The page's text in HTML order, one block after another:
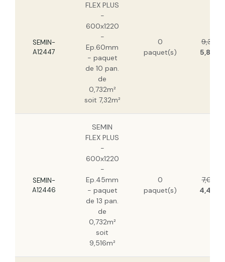
SEMIN-
A12447
FLEX PLUS
-
600x1220
-
Ep.60mm
- paquet
de 10 pan.
de
0,732m²
soit 7,32m²
0
paquet(s)
9,36 €
5,89 €
SEMIN-
A12446
SEMIN
FLEX PLUS
-
600x1220
-
Ep.45mm
- paquet
de 13 pan.
de
0,732m²
soit
9,516m²
0
paquet(s)
7,03 €
4,43 €